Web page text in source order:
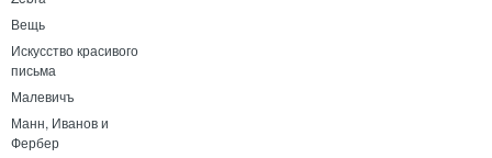
Вещь
Искусство красивого
письма
Малевичъ
Манн, Иванов и
Фербер